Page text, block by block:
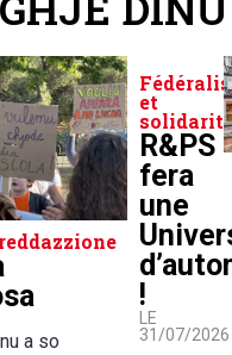
a so
et
R&PS
fera
une
!
LE
31/07/2026